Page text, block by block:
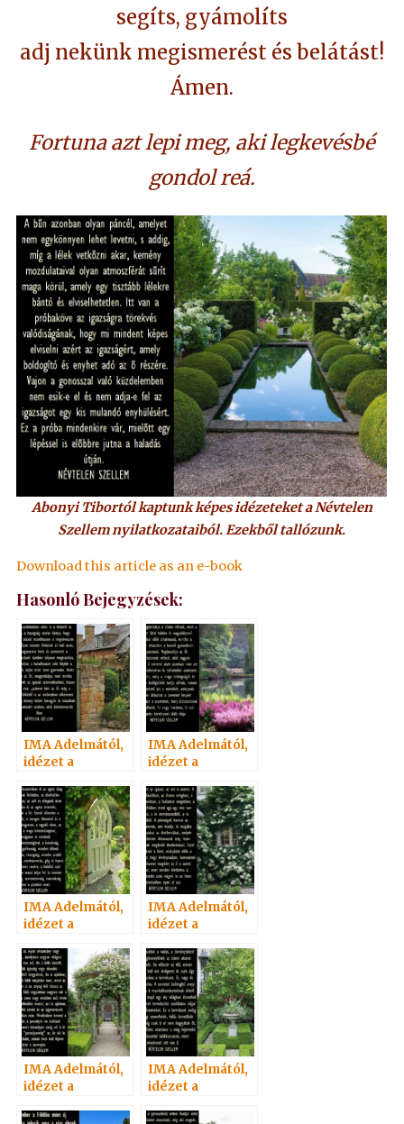
segíts, gyámolíts
adj nekünk megismerést és belátást!
Ámen.
Fortuna azt lepi meg, aki legkevésbé
gondol reá.
Abonyi Tibortól kaptunk képes idézeteket a Névtelen
Szellem nyilatkozataiból. Ezekből tallózunk.
Download this article as an e-book
Hasonló Bejegyzések:
IMA Adelmától,
idézet a
Szellemtől 43.
IMA Adelmától,
idézet a
Szellemtől 38.
IMA Adelmától,
idézet a
Szellemtől 8.
IMA Adelmától,
idézet a
Szellemtől 23.
IMA Adelmától,
idézet a
Szellemtől 5.
IMA Adelmától,
idézet a
Szellemtől 22.